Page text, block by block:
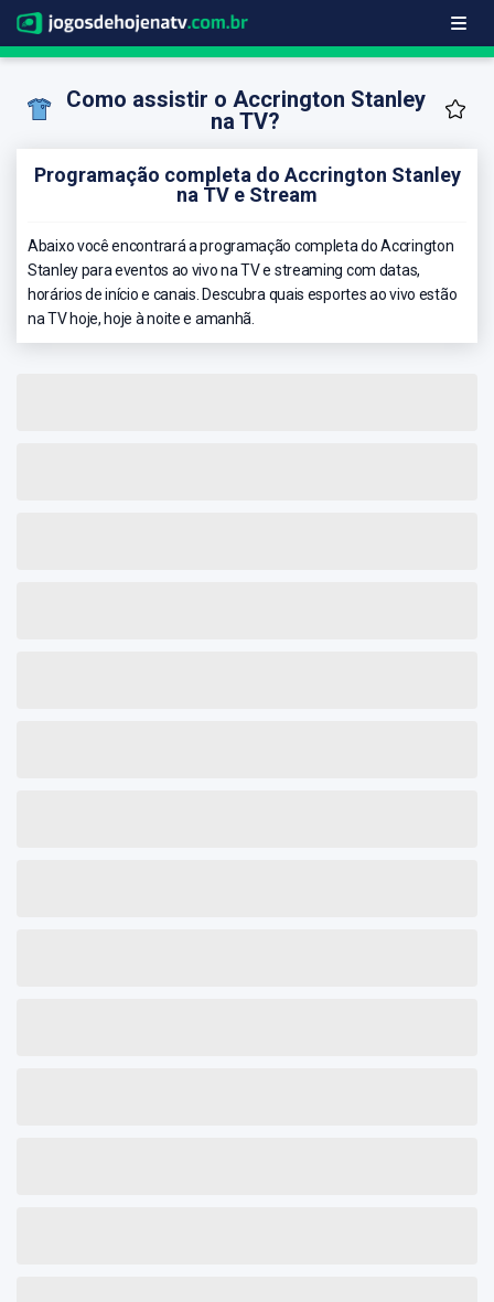
Como assistir o Accrington Stanley
na TV?
Programação completa do Accrington Stanley
na TV e Stream
Abaixo você encontrará a programação completa do Accrington
Stanley para eventos ao vivo na TV e streaming com datas,
horários de início e canais. Descubra quais esportes ao vivo estão
na TV hoje, hoje à noite e amanhã.